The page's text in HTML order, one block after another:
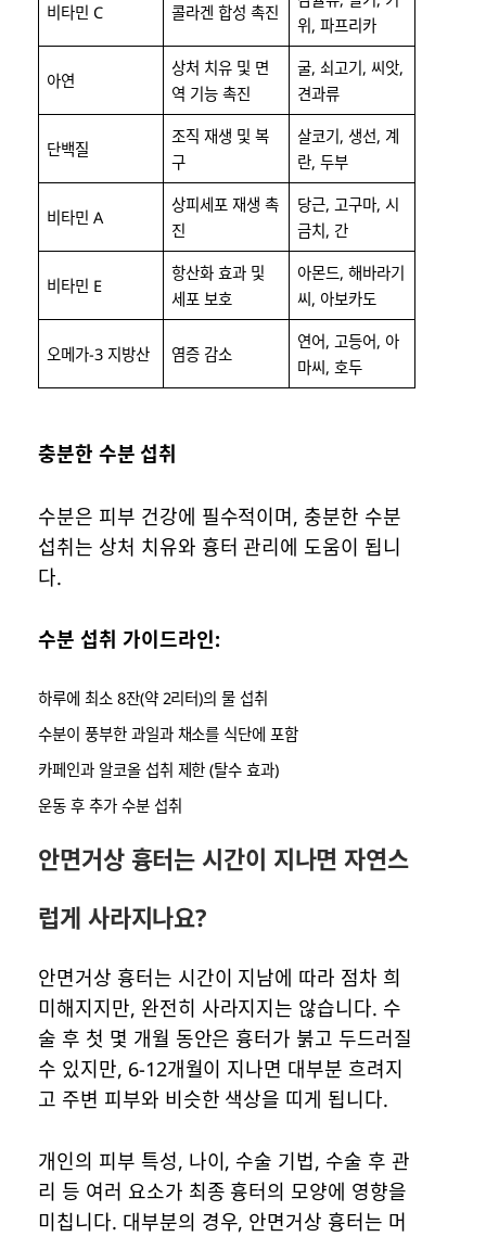
비타민 C 콜라겐 합성 촉진
위, 파프리카
아연
상처 치유 및 면
역 기능 촉진
굴, 쇠고기, 씨앗,
견과류
단백질
조직 재생 및 복
구
살코기, 생선, 계
란, 두부
비타민 A
상피세포 재생 촉
진
당근, 고구마, 시
금치, 간
비타민 E
항산화 효과 및
세포 보호
아몬드, 해바라기
씨, 아보카도
오메가-3 지방산 염증 감소
연어, 고등어, 아
마씨, 호두
충분한 수분 섭취
수분은 피부 건강에 필수적이며, 충분한 수분
섭취는 상처 치유와 흉터 관리에 도움이 됩니
다.
수분 섭취 가이드라인:
하루에 최소 8잔(약 2리터)의 물 섭취
수분이 풍부한 과일과 채소를 식단에 포함
카페인과 알코올 섭취 제한 (탈수 효과)
운동 후 추가 수분 섭취
안면거상 흉터는 시간이 지나면 자연스
럽게 사라지나요?
안면거상 흉터는 시간이 지남에 따라 점차 희
미해지지만, 완전히 사라지지는 않습니다. 수
술 후 첫 몇 개월 동안은 흉터가 붉고 두드러질
수 있지만, 6-12개월이 지나면 대부분 흐려지
고 주변 피부와 비슷한 색상을 띠게 됩니다.
개인의 피부 특성, 나이, 수술 기법, 수술 후 관
리 등 여러 요소가 최종 흉터의 모양에 영향을
미칩니다. 대부분의 경우, 안면거상 흉터는 머